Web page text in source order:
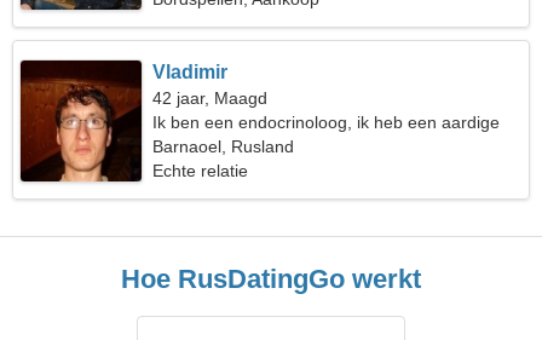
Vladimir
42 jaar, Maagd
Ik ben een endocrinoloog, ik heb een aardige
vrouw nodig
Barnaoel, Rusland
Echte relatie
Hoe RusDatingGo werkt